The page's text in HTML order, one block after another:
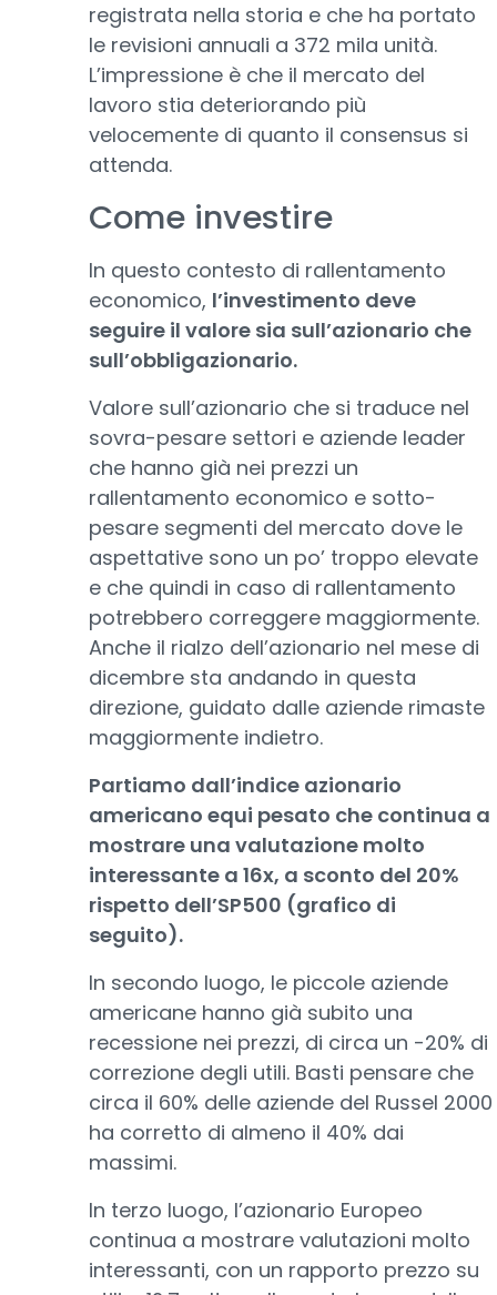
registrata nella storia e che ha portato
le revisioni annuali a 372 mila unità.
L’impressione è che il mercato del
lavoro stia deteriorando più
velocemente di quanto il consensus si
attenda.
Come investire
In questo contesto di rallentamento
economico, l’investimento deve
seguire il valore sia sull’azionario che
sull’obbligazionario.
Valore sull’azionario che si traduce nel
sovra-pesare settori e aziende leader
che hanno già nei prezzi un
rallentamento economico e sotto-
pesare segmenti del mercato dove le
aspettative sono un po’ troppo elevate
e che quindi in caso di rallentamento
potrebbero correggere maggiormente.
Anche il rialzo dell’azionario nel mese di
dicembre sta andando in questa
direzione, guidato dalle aziende rimaste
maggiormente indietro.
Partiamo dall’indice azionario
americano equi pesato che continua a
mostrare una valutazione molto
interessante a 16x, a sconto del 20%
rispetto dell’SP500 (grafico di
seguito).
In secondo luogo, le piccole aziende
americane hanno già subito una
recessione nei prezzi, di circa un -20% di
correzione degli utili. Basti pensare che
circa il 60% delle aziende del Russel 2000
ha corretto di almeno il 40% dai
massimi.
In terzo luogo, l’azionario Europeo
continua a mostrare valutazioni molto
interessanti, con un rapporto prezzo su